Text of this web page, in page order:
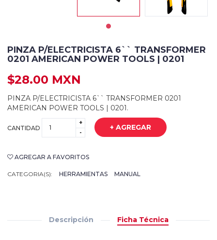
PINZA P/ELECTRICISTA 6`` TRANSFORMER
0201 AMERICAN POWER TOOLS | 0201
$28.00 MXN
PINZA P/ELECTRICISTA 6`` TRANSFORMER 0201
AMERICAN POWER TOOLS | 0201.
CANTIDAD
+
-
+ AGREGAR
AGREGAR A FAVORITOS
CATEGORIA(S): HERRAMIENTAS MANUAL
Descripción Ficha Técnica